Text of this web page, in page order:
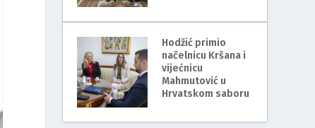
Hodžić primio
načelnicu Kršana i
vijećnicu
Mahmutović u
Hrvatskom saboru